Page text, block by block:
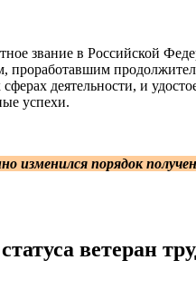
звание в Российской
проработавшим
деятельности, и
успехи.
изменился порядок
ветеран